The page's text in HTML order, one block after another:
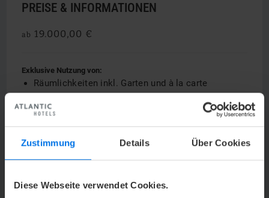
Zustimmung Details Über Cookies
Diese Webseite verwendet Cookies.
PREISE & INFORMATIONEN
ab 19.000,00 €
Exklusive Nutzung von:
Räumlichkeiten inkl. Garten und à la carte
105 Hotelzimmer
Parkplätze
Veranstaltungsräume